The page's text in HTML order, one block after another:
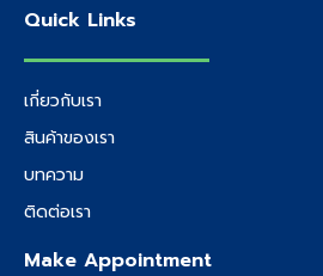
Quick Links
เกี่ยวกับเรา
สินค้าของเรา
บทความ
ติดต่อเรา
Make Appointment